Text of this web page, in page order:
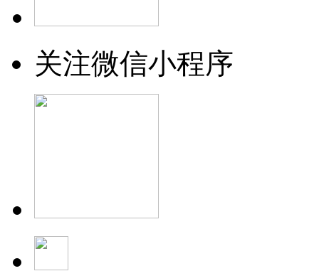
关注微信小程序